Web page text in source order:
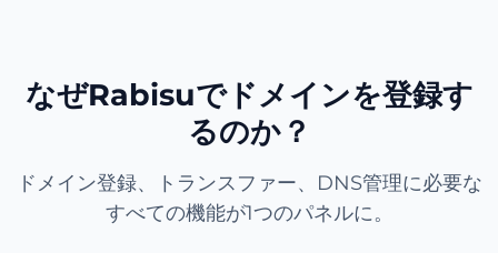
なぜRabisuでドメインを登録す
るのか？
ドメイン登録、トランスファー、DNS管理に必要な
すべての機能が1つのパネルに。